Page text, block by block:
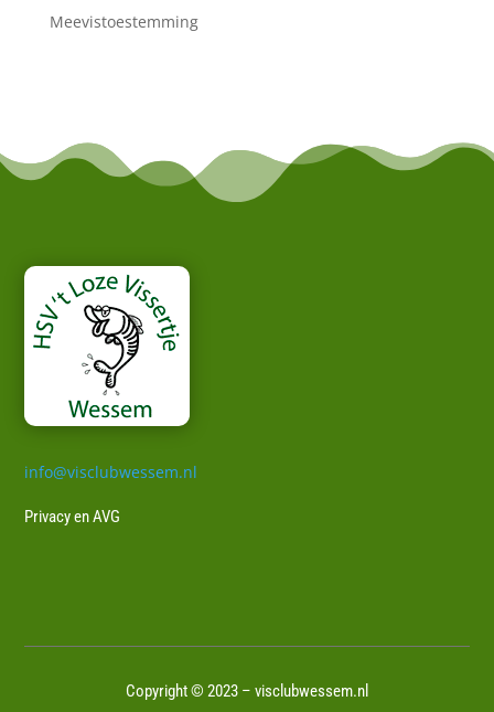
Meevistoestemming
info@visclubwessem.nl
Privacy en AVG
Copyright © 2023 – visclubwessem.nl